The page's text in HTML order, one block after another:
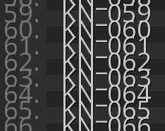
KN_059
KN_060
KN_061
KN_062
KN_063
KN_064
KN_065